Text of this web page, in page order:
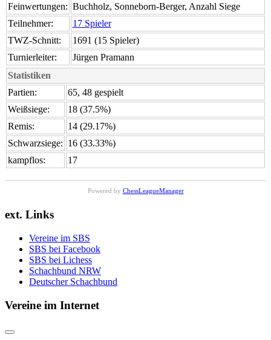
Feinwertungen: Buchholz, Sonneborn-Berger, Anzahl Siege
Teilnehmer:
17 Spieler
TWZ-Schnitt:
1691 (15 Spieler)
Turnierleiter:
Jürgen Pramann
Statistiken
Partien:
65, 48 gespielt
Weißsiege:
18 (37.5%)
Remis:
14 (29.17%)
Schwarzsiege: 16 (33.33%)
kampflos:
17
Powered by ChessLeagueManager
ext. Links
Vereine im SBS
SBS bei Facebook
SBS bei Lichess
Schachbund NRW
Deutscher Schachbund
Vereine im Internet